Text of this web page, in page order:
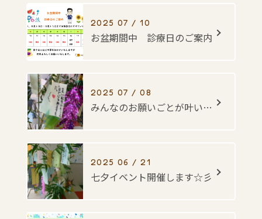
2025 07 / 10
お盆期間中 診療日のご案内
2025 07 / 08
みんなのお願いごとが叶いますように・・・☆彡
2025 06 / 21
七夕イベント開催します☆彡